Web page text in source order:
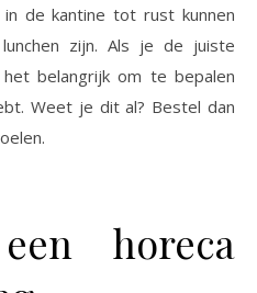
de kantine tot rust kunnen
zijn. Als je de juiste
belangrijk om te bepalen
Weet je dit al? Bestel dan
horeca